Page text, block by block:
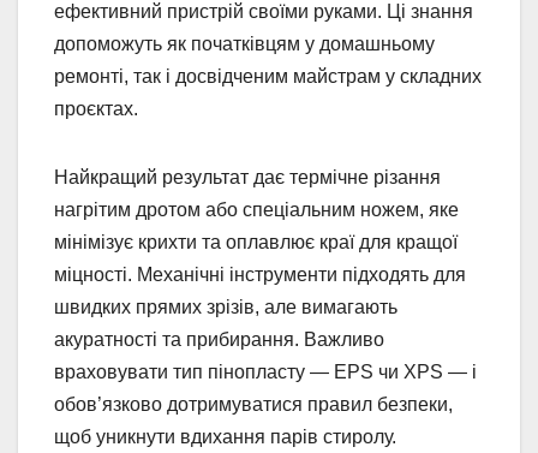
ефективний пристрій своїми руками. Ці знання
допоможуть як початківцям у домашньому
ремонті, так і досвідченим майстрам у складних
проєктах.
Найкращий результат дає термічне різання
нагрітим дротом або спеціальним ножем, яке
мінімізує крихти та оплавлює краї для кращої
міцності. Механічні інструменти підходять для
швидких прямих зрізів, але вимагають
акуратності та прибирання. Важливо
враховувати тип пінопласту — EPS чи XPS — і
обов’язково дотримуватися правил безпеки,
щоб уникнути вдихання парів стиролу.